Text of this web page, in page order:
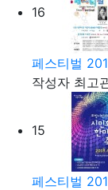
16
페스티벌
작성자 최고
15
페스티벌